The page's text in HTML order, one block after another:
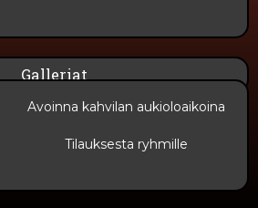
Galleriat
Avoinna kahvilan aukioloaikoina
Tilauksesta ryhmille